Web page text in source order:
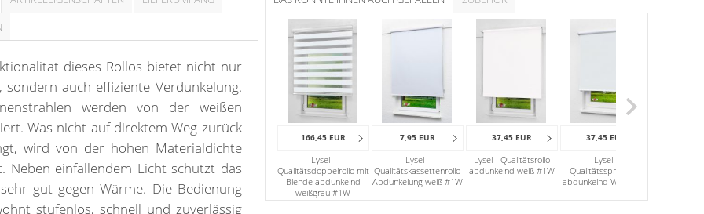
dieses Rollos bietet nicht nur
sondern auch effiziente Verdunkelung.
werden von der weißen
Was nicht auf direktem Weg zurück
wird von der hohen Materialdichte
Neben einfallendem Licht schützt das
gut gegen Wärme. Die Bedienung
stufenlos, schnell und zuverlässig
166,45 EUR
Lysel -
Qualitätsdoppelrollo mit
Blende abdunkelnd
weißgrau #1W
7,95 EUR
Lysel -
Qualitätskassettenrollo
Abdunkelung weiß #1W
37,45 EUR
Lysel - Qualitätsrollo
abdunkelnd weiß #1W
37,45 EUR
Lysel -
Qualitätsspringrollo
abdunkelnd Weiß #1W